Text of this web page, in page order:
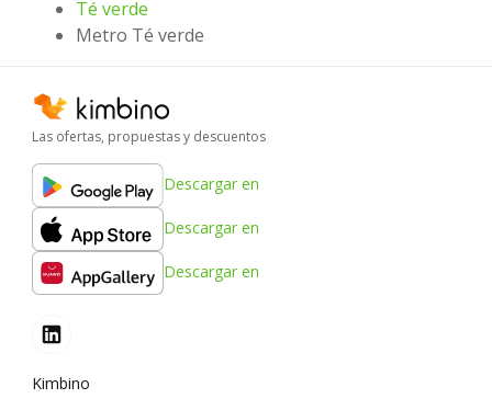
Té verde
Metro Té verde
Las ofertas, propuestas y descuentos
Descargar en
Descargar en
Descargar en
Kimbino